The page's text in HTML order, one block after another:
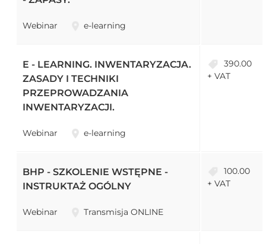
Webinar e-learning
E - LEARNING. INWENTARYZACJA.
ZASADY I TECHNIKI
PRZEPROWADZANIA
INWENTARYZACJI.
Webinar e-learning
390.00
+ VAT
BHP - SZKOLENIE WSTĘPNE -
INSTRUKTAŻ OGÓLNY
Webinar Transmisja ONLINE
100.00
+ VAT